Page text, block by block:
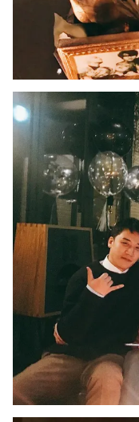
VTV Money
VTV Sức khoẻ
Thị trường 24h
VTV4
VTV9
Liên hệ tòa soạn
THỜI BÁO VTV